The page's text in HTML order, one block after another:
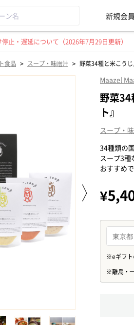
新規会
止・遅延について（2026年7月29日更新）
食品 > スープ・味噌汁 > 野菜34種と米こう
Maazel
野菜34
ト』
スープ・
34種類の
スープ3
おすすめで